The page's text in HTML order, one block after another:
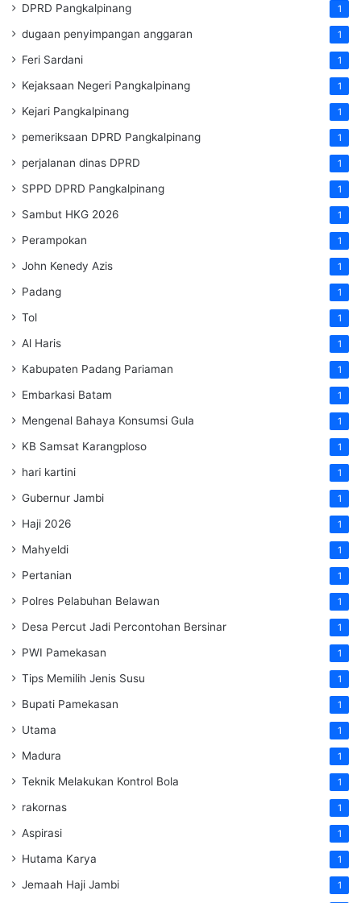
DPRD Pangkalpinang 1
dugaan penyimpangan anggaran 1
Feri Sardani 1
Kejaksaan Negeri Pangkalpinang 1
Kejari Pangkalpinang 1
pemeriksaan DPRD Pangkalpinang 1
perjalanan dinas DPRD 1
SPPD DPRD Pangkalpinang 1
Sambut HKG 2026 1
Perampokan 1
John Kenedy Azis 1
Padang 1
Tol 1
Al Haris 1
Kabupaten Padang Pariaman 1
Embarkasi Batam 1
Mengenal Bahaya Konsumsi Gula 1
KB Samsat Karangploso 1
hari kartini 1
Gubernur Jambi 1
Haji 2026 1
Mahyeldi 1
Pertanian 1
Polres Pelabuhan Belawan 1
Desa Percut Jadi Percontohan Bersinar 1
PWI Pamekasan 1
Tips Memilih Jenis Susu 1
Bupati Pamekasan 1
Utama 1
Madura 1
Teknik Melakukan Kontrol Bola 1
rakornas 1
Aspirasi 1
Hutama Karya 1
Jemaah Haji Jambi 1